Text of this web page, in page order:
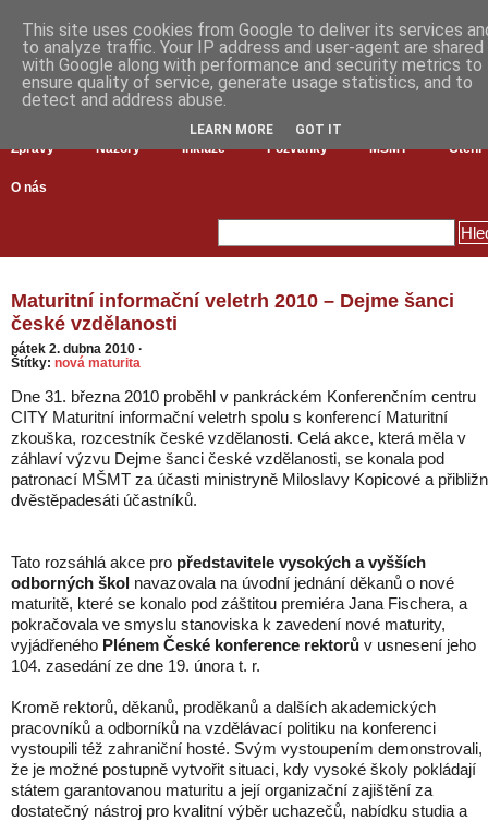
Zprávy Názory Inkluze Pozvánky MŠMT Čtení
O nás
Maturitní informační veletrh 2010 – Dejme šanci
české vzdělanosti
pátek 2. dubna 2010 ·
Štítky: nová maturita
Dne 31. března 2010 proběhl v pankráckém Konferenčním centru
CITY Maturitní informační veletrh spolu s konferencí Maturitní
zkouška, rozcestník české vzdělanosti. Celá akce, která měla v
záhlaví výzvu Dejme šanci české vzdělanosti, se konala pod
patronací MŠMT za účasti ministryně Miloslavy Kopicové a
dvěstěpadesáti účastníků.
Tato rozsáhlá akce pro představitele vysokých a vyšších
odborných škol navazovala na úvodní jednání děkanů o nové
maturitě, které se konalo pod záštitou premiéra Jana Fischera, a
pokračovala ve smyslu stanoviska k zavedení nové maturity,
vyjádřeného Plénem České konference rektorů v usnesení jeho
104. zasedání ze dne 19. února t. r.
Kromě rektorů, děkanů, proděkanů a dalších akademických
pracovníků a odborníků na vzdělávací politiku na konferenci
vystoupili též zahraniční hosté. Svým vystoupením demonstrovali,
že je možné postupně vytvořit situaci, kdy vysoké školy pokládají
státem garantovanou maturitu a její organizační zajištění za
dostatečný nástroj pro kvalitní výběr uchazečů, nabídku studia a
This site uses cookies from Google to deliver its services
to analyze traffic. Your IP address and user-agent are shared
with Google along with performance and security metrics to
ensure quality of service, generate usage statistics, and to
detect and address abuse.
LEARN MORE GOT IT